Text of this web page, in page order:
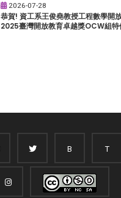
2026-07-28
恭賀! 資工系王俊堯教授工程數學開
2025臺灣開放教育卓越獎OCW組特
B T